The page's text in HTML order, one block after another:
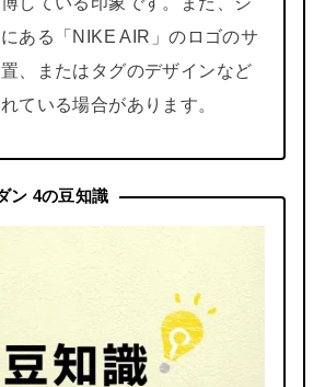
ある「NIKE AIR」のロゴのサ
、またはタグのデザインなど
ている場合があります。
ン 4の豆知識